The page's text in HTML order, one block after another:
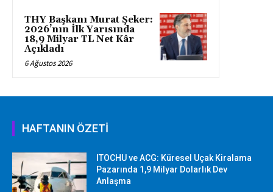
THY Başkanı Murat Şeker:
2026’nın İlk Yarısında
18,9 Milyar TL Net Kâr
Açıkladı
6 Ağustos 2026
HAFTANIN ÖZETİ
ITOCHU ve ACG: Küresel Uçak Kiralama
Pazarında 1,9 Milyar Dolarlık Dev
Anlaşma